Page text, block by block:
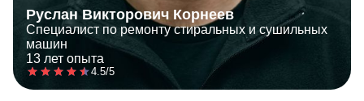
Руслан Викторович Корнеев
Специалист по ремонту стиральных и сушильных
машин
13 лет опыта
4.5/5